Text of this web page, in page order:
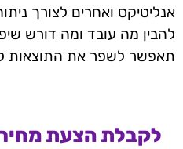
אנליטיקס ואחרים לצורך
להבין מה עובד ומה דורש
תאפשר לשפר את התוצאות
לקבלת הצעת